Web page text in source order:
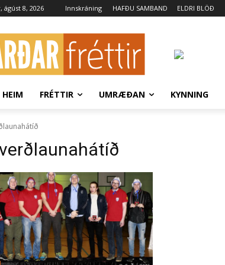
ágúst 8, 2026 Innskráning HAFÐU SAMBAND ELDRI BLÖÐ
HEIM FRÉTTIR UMRÆÐAN KYNNING